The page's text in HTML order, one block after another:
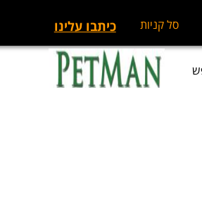
כיתבו עלינו סל קניות